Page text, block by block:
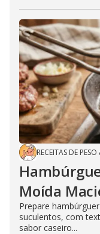
RECEITAS DE PESO
Moída
Prepare
suculentos, com
sabor caseiro...